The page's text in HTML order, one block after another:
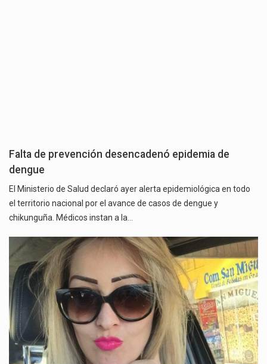
Falta de prevención desencadenó epidemia de
dengue
El Ministerio de Salud declaró ayer alerta epidemiológica en todo
el territorio nacional por el avance de casos de dengue y
chikunguña. Médicos instan a la…